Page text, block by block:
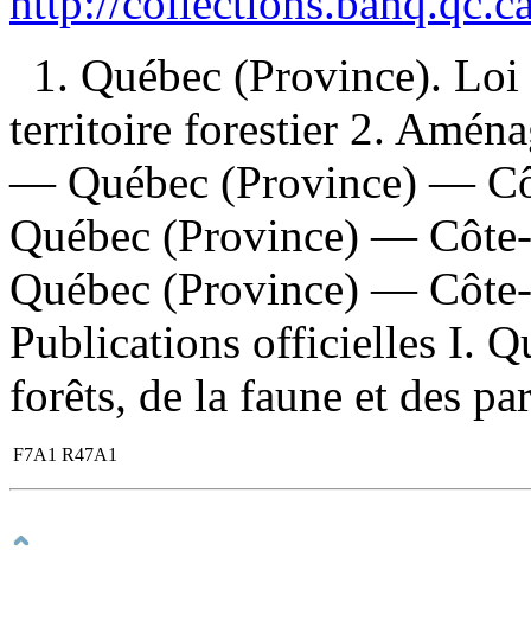
1. Québec (Province).
territoire forestier 2.
— Québec (Province) —
Québec (Province) —
Québec (Province) —
Publications officielles I.
forêts, de la faune et des
F7A1 R47A1